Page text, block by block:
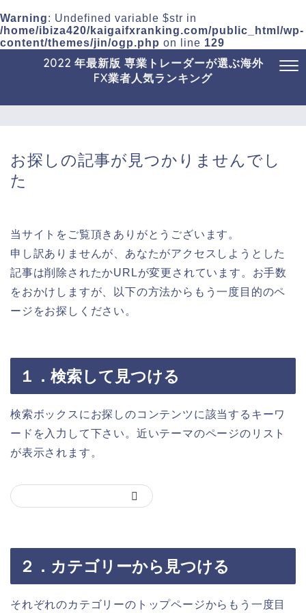
Warning: Undefined variable $str in
/home/ibiza420/kaigaifxranking.com/public_html/wp-
content/themes/jin/ogp.php on line 129
2022 年最新版 専業トレーダーが選ぶ海外
FX業者人気ランキング
お探しの記事が見つかりませんでし
た
当サイトをご覧頂きありがとうございます。
申し訳ありませんが、あなたがアクセスしようとした
記事は削除されたかURLが変更されています。お手数
をおかけしますが、以下の方法からもう一度目的のペ
ージをお探しください。
１．検索して見つける
検索ボックスにお探しのコンテンツに該当するキーワ
ードを入力して下さい。近いテーマのページのリスト
が表示されます。
２．カテゴリーから見つける
それぞれのカテゴリーのトップページからもう一度目